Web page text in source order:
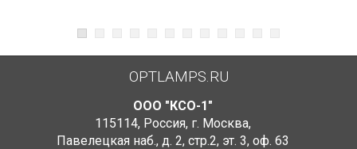
OPTLAMPS.RU
ООО "КСО-1"
115114, Россия, г. Москва,
Павелецкая наб., д. 2, стр.2, эт. 3, оф. 63